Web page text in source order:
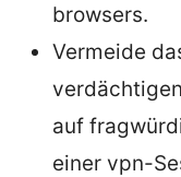
browsers.
Vermeide
auf
einer vpn-